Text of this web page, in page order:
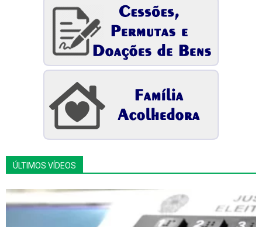
ÚLTIMOS VÍDEOS